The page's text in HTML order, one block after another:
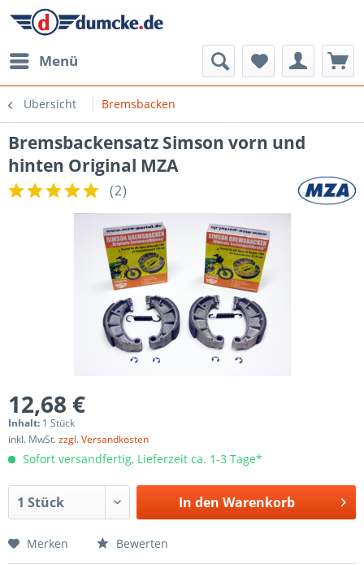
Menü
Übersicht Bremsbacken
Bremsbackensatz Simson vorn und
hinten Original MZA
(2)
12,68 €
Inhalt: 1 Stück
inkl. MwSt.zzgl. Versandkosten
Sofort versandfertig, Lieferzeit ca. 1-3 Tage*
In den Warenkorb
Merken Bewerten